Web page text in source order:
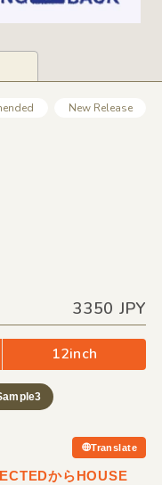
New Release
3350 JPY
12inch
Translate
からHOUSE